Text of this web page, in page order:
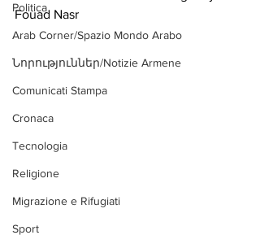
Politica
Arab Corner/Spazio Mondo Arabo
Նորություններ/Notizie Armene
Comunicati Stampa
Cronaca
Tecnologia
Religione
Migrazione e Rifugiati
Sport
Fouad Nasr